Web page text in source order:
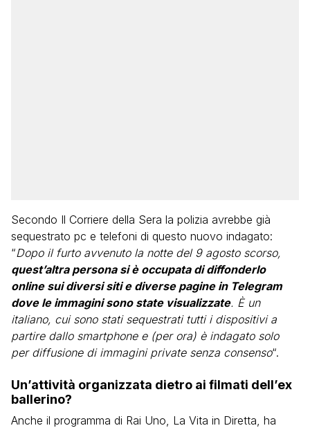
Secondo Il Corriere della Sera la polizia avrebbe già
sequestrato pc e telefoni di questo nuovo indagato:
“Dopo il furto avvenuto la notte del 9 agosto scorso,
quest’altra persona si è occupata di diffonderlo
online sui diversi siti e diverse pagine in Telegram
dove le immagini sono state visualizzate. È un
italiano, cui sono stati sequestrati tutti i dispositivi a
partire dallo smartphone e (per ora) è indagato solo
per diffusione di immagini private senza consenso“.
Un’attività organizzata dietro ai filmati dell’ex
ballerino?
Anche il programma di Rai Uno, La Vita in Diretta, ha